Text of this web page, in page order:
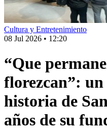
Cultura y Entretenimiento
08 Jul 2026 • 12:20
“Que
florezcan”:
historia de
años de su